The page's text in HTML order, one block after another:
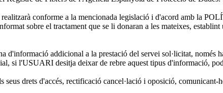
realitzarà conforme a la mencionada legislació i d'acord amb la
sobre el tractament que se li donaran a les mateixes,
addicional a la prestació del servei sol·licitat, només
si l'USUARI desitja deixar de rebre aquest tipus d'informació,
drets d'accés, rectificació cancel·lació i oposició, comunicant-